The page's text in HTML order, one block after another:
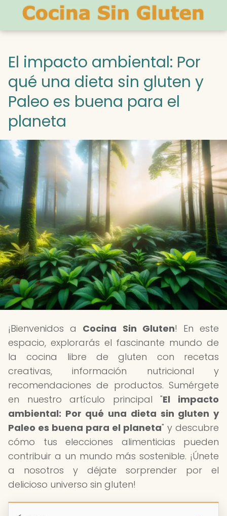
El impacto ambiental: Por
qué una dieta sin gluten y
Paleo es buena para el
planeta
¡Bienvenidos a Cocina Sin Gluten! En este
espacio, explorarás el fascinante mundo de
la cocina libre de gluten con recetas
creativas, información nutricional y
recomendaciones de productos. Sumérgete
en nuestro artículo principal "El impacto
ambiental: Por qué una dieta sin gluten y
Paleo es buena para el planeta" y descubre
cómo tus elecciones alimenticias pueden
contribuir a un mundo más sostenible. ¡Únete
a nosotros y déjate sorprender por el
delicioso universo sin gluten!